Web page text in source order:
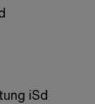
iSd